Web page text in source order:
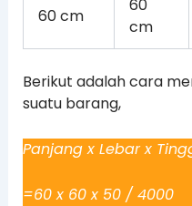
60 cm
60
cm
Berikut adalah cara
suatu barang,
Panjang x Lebar x
=60 x 60 x 50 / 4000